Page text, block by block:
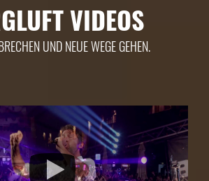
VIDEOS
UND NEUE WEGE GEHEN.